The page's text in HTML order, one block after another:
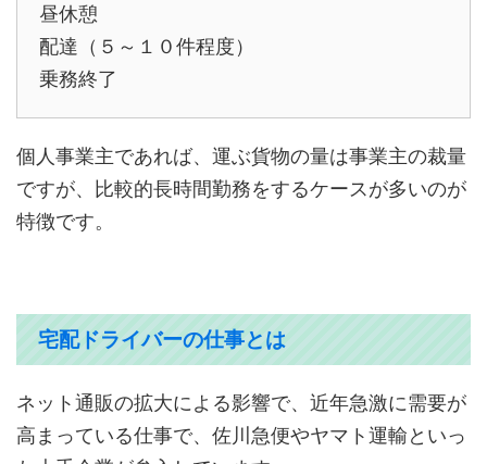
昼休憩
配達（５～１０件程度）
乗務終了
個人事業主であれば、運ぶ貨物の量は事業主の裁量
ですが、比較的長時間勤務をするケースが多いのが
特徴です。
宅配ドライバーの仕事とは
ネット通販の拡大による影響で、近年急激に需要が
高まっている仕事で、佐川急便やヤマト運輸といっ